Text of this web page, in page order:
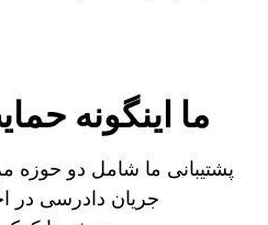
ما اینگونه
پشتیبانی ما شامل دو حوزه
جریان دادرسی در